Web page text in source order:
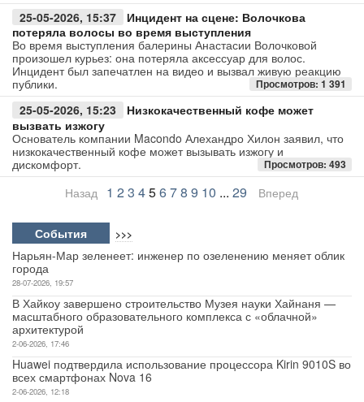
25-05-2026, 15:37
Инцидент на сцене: Волочкова
потеряла волосы во время выступления
Во время выступления балерины Анастасии Волочковой
произошел курьез: она потеряла аксессуар для волос.
Инцидент был запечатлен на видео и вызвал живую реакцию
публики.
Просмотров: 1 391
25-05-2026, 15:23
Низкокачественный кофе может
вызвать изжогу
Основатель компании Macondo Алехандро Хилон заявил, что
низкокачественный кофе может вызывать изжогу и
дискомфорт.
Просмотров: 493
Назад 1 2 3 45678 9 10 ... 29 Вперед
События >>>
Нарьян-Мар зеленеет: инженер по озеленению меняет облик
города
28-07-2026, 19:57
В Хайкоу завершено строительство Музея науки Хайнаня —
масштабного образовательного комплекса с «облачной»
архитектурой
2-06-2026, 17:46
Huawei подтвердила использование процессора Kirin 9010S во
всех смартфонах Nova 16
2-06-2026, 12:18